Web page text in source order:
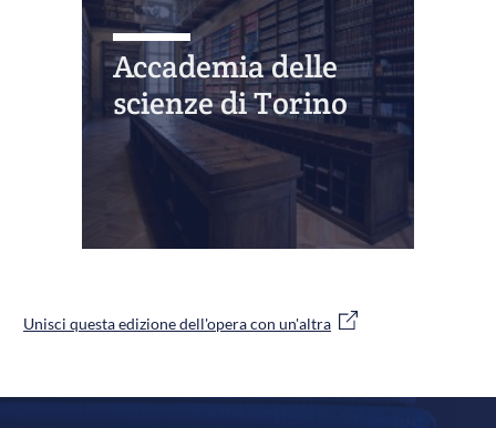
Accademia delle
scienze di Torino
Unisci questa edizione dell'opera con un'altra